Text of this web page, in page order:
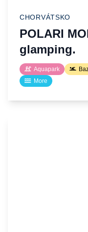
CHORVÁTSKO
POLARI
glamping.
Aquapark
More